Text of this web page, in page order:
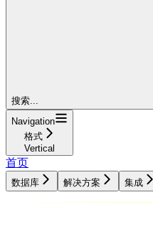
搜索...
Navigation
格式
Vertical
首页
数据库 解决方案 集成